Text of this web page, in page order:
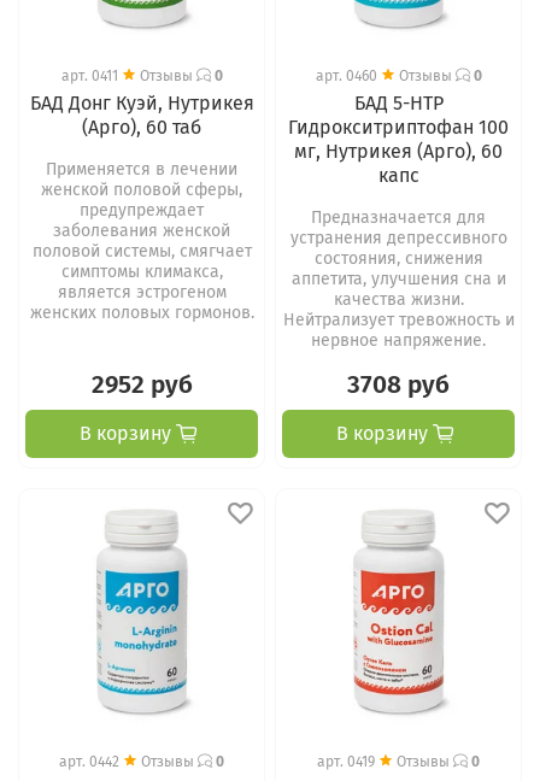
арт. 0411 Отзывы 0
БАД Донг Куэй, Нутрикея
(Арго), 60 таб
Применяется в лечении
женской половой сферы,
предупреждает
заболевания женской
половой системы, смягчает
симптомы климакса,
является эстрогеном
женских половых гормонов.
2952 руб
В корзину
арт. 0460 Отзывы 0
БАД 5-HTP
Гидрокситриптофан 100
мг, Нутрикея (Арго), 60
капс
Предназначается для
устранения депрессивного
состояния, снижения
аппетита, улучшения сна и
качества жизни.
Нейтрализует тревожность и
нервное напряжение.
3708 руб
В корзину
арт. 0442 Отзывы 0 арт. 0419 Отзывы 0